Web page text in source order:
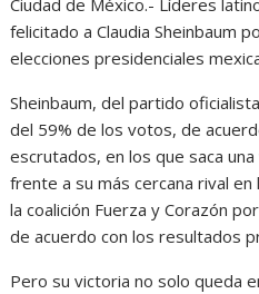
felicitado a Claudia Sheinbaum
elecciones presidenciales
Sheinbaum, del partido
del 59% de los votos, de
escrutados, en los que saca
frente a su más cercana rival
la coalición Fuerza y Corazón
de acuerdo con los resultados
Pero su victoria no solo queda